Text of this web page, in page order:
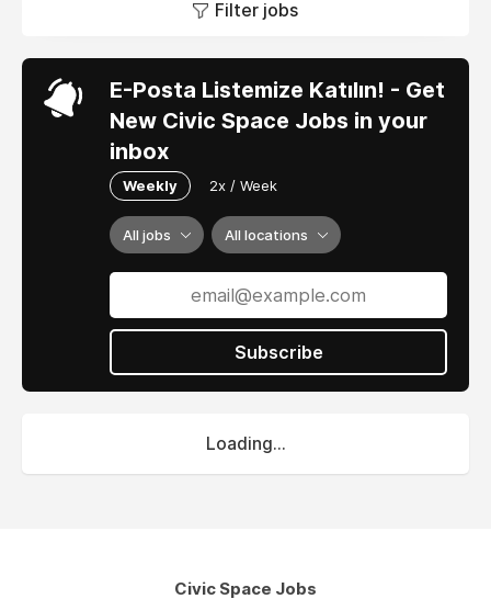
Filter jobs
E-Posta Listemize Katılın! - Get
New Civic Space Jobs in your
inbox
Weekly 2x / Week
All jobs All locations
Subscribe
Loading...
Civic Space Jobs